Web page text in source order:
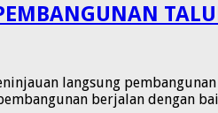
langsung
berjalan dengan